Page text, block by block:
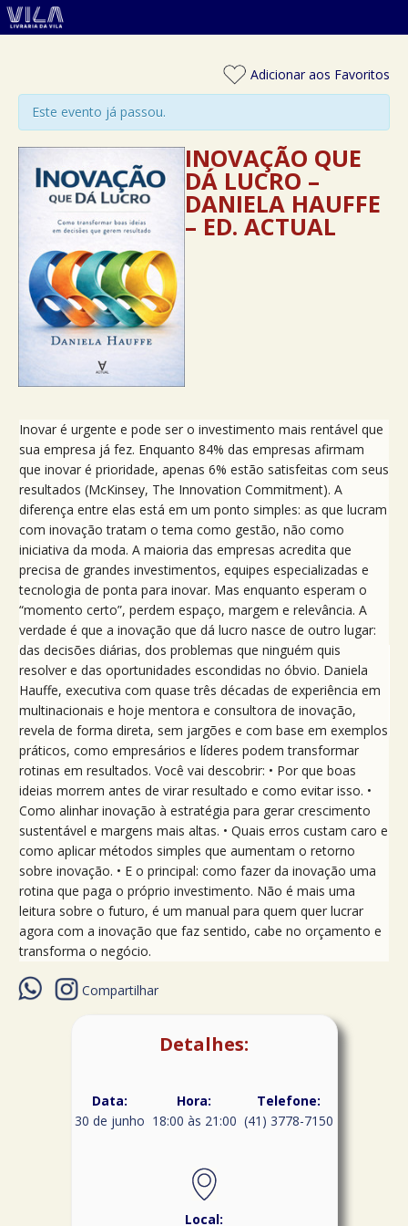
Adicionar aos Favoritos
Este evento já passou.
INOVAÇÃO QUE
DÁ LUCRO –
DANIELA HAUFFE
– ED. ACTUAL
Inovar é urgente e pode ser o investimento mais rentável que
sua empresa já fez. Enquanto 84% das empresas afirmam
que inovar é prioridade, apenas 6% estão satisfeitas com seus
resultados (McKinsey, The Innovation Commitment). A
diferença entre elas está em um ponto simples: as que lucram
com inovação tratam o tema como gestão, não como
iniciativa da moda. A maioria das empresas acredita que
precisa de grandes investimentos, equipes especializadas e
tecnologia de ponta para inovar. Mas enquanto esperam o
“momento certo”, perdem espaço, margem e relevância. A
verdade é que a inovação que dá lucro nasce de outro lugar:
das decisões diárias, dos problemas que ninguém quis
resolver e das oportunidades escondidas no óbvio. Daniela
Hauffe, executiva com quase três décadas de experiência em
multinacionais e hoje mentora e consultora de inovação,
revela de forma direta, sem jargões e com base em exemplos
práticos, como empresários e líderes podem transformar
rotinas em resultados. Você vai descobrir: • Por que boas
ideias morrem antes de virar resultado e como evitar isso. •
Como alinhar inovação à estratégia para gerar crescimento
sustentável e margens mais altas. • Quais erros custam caro e
como aplicar métodos simples que aumentam o retorno
sobre inovação. • E o principal: como fazer da inovação uma
rotina que paga o próprio investimento. Não é mais uma
leitura sobre o futuro, é um manual para quem quer lucrar
agora com a inovação que faz sentido, cabe no orçamento e
transforma o negócio.
Compartilhar
Detalhes:
Data:
30 de junho
Hora:
18:00 às 21:00
Telefone:
(41) 3778-7150
Local: